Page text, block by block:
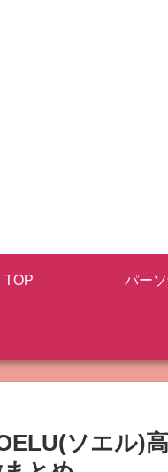
TOP パー
ソエル)